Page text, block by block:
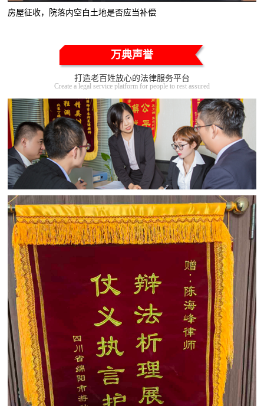
房屋征收，院落内空白土地是否应当补偿
万典声誉
打造老百姓放心的法律服务平台
Create a legal service platform for people to rest assured